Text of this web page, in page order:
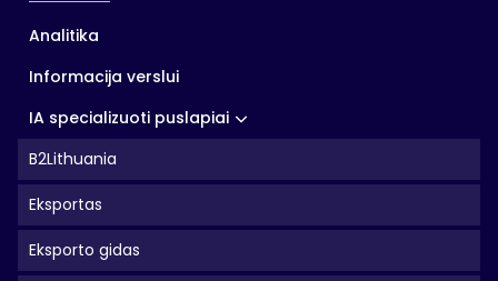
Analitika
Informacija verslui
IA specializuoti puslapiai
B2Lithuania
Eksportas
Eksporto gidas